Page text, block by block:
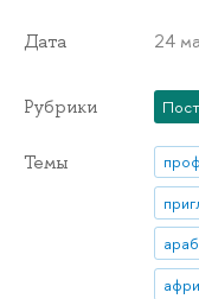
Дата 24
Рубрики
Темы